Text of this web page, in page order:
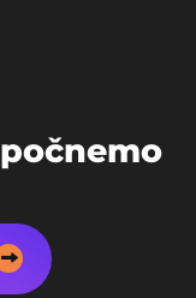
počnemo